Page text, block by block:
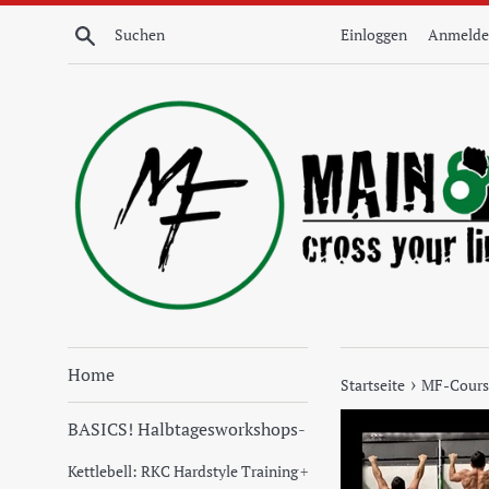
Direkt
Suchen Einloggen
Home
BASICS! Halbtagesworkshops-
Kettlebell: RKC Hardstyle Training+
Startseite › MF-